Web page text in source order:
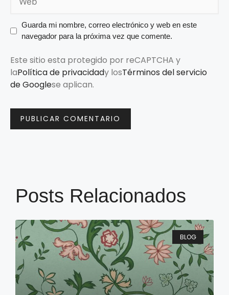
Guarda mi nombre, correo electrónico y web en este
navegador para la próxima vez que comente.
Este sitio esta protegido por reCAPTCHA y
laPolítica de privacidady losTérminos del servicio
de Googlese aplican.
Posts Relacionados
BLOG